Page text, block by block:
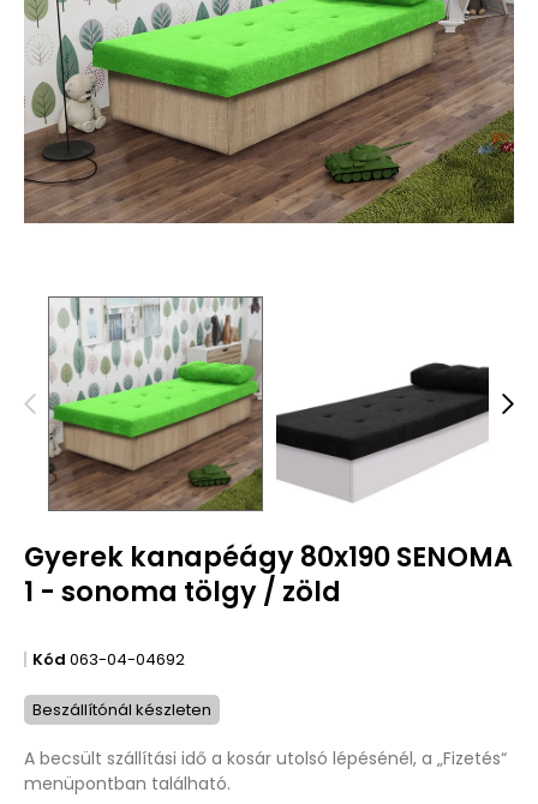
Gyerek kanapéágy 80x190 SENOMA
1 - sonoma tölgy / zöld
Kód 063-04-04692
Beszállítónál készleten
A becsült szállítási idő a kosár utolsó lépésénél, a „Fizetés“
menüpontban található.